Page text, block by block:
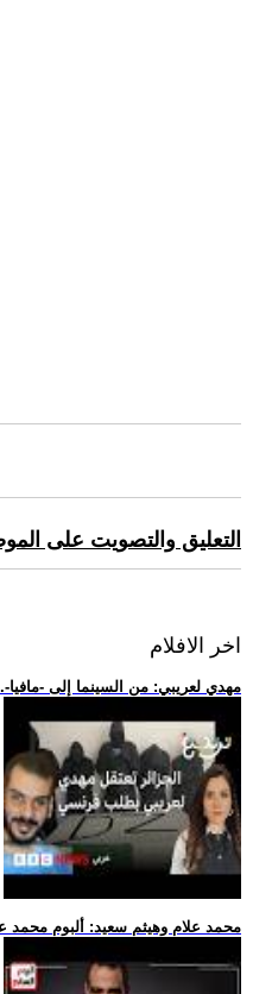
التعليق والتصويت على
اخر الافلام
.. مهدي لعريبي: من السينما إلى -
.. محمد علام وهيثم سعيد: ألبوم محمد